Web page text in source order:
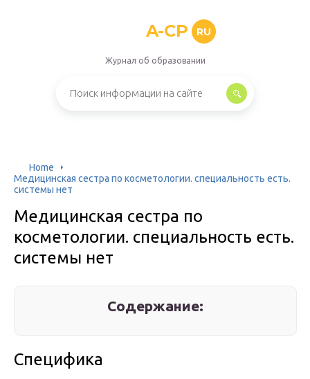
A-CP RU
Журнал об образовании
Home
Медицинская сестра по косметологии. специальность есть.
системы нет
Медицинская сестра по
косметологии. специальность есть.
системы нет
Содержание:
Специфика